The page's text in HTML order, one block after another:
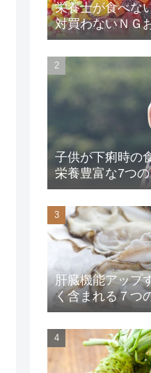
栄養士が食べな
対買わないＮＧ
子供が下痢時の
栄養豊富な7つ
肝臓機能アップ
く含まれる７つ